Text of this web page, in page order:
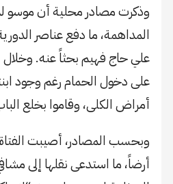
وذكرت مصادر محلية أن موسو
المداهمة، ما دفع عناصر
علي حاج فهيم بحثاً عنه. وخلال
على دخول الحمام رغم وجود
أمراض الكلى، وقاموا بخلع
وبحسب المصادر، أصيبت
أرضاً، ما استدعى نقلها إلى